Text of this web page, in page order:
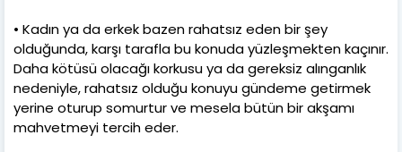
• Kadın ya da erkek bazen rahatsız eden bir şey
olduğunda, karşı tarafla bu konuda yüzleşmekten kaçınır.
Daha kötüsü olacağı korkusu ya da gereksiz alınganlık
nedeniyle, rahatsız olduğu konuyu gündeme getirmek
yerine oturup somurtur ve mesela bütün bir akşamı
mahvetmeyi tercih eder.